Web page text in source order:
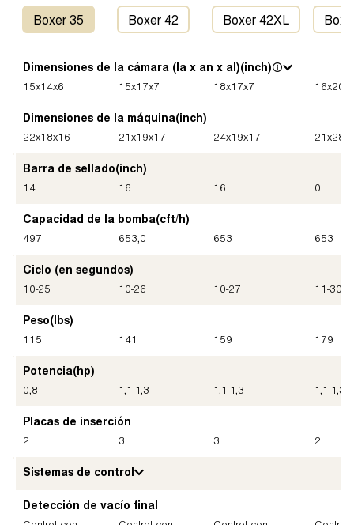
Boxer 35 Boxer 42 Boxer 42XL
Dimensiones de la cámara (la x an x al)(inch)
15x14x6 15x17x7 18x17x7 16x20
Dimensiones de la máquina(inch)
22x18x16 21x19x17 24x19x17 21x28
Barra de sellado(inch)
14 16 16 0
Capacidad de la bomba(cft/h)
497 653,0 653 653
Ciclo (en segundos)
10-25 10-26 10-27 11-30
Peso(lbs)
115 141 159 179
Potencia(hp)
0,8 1,1-1,3 1,1-1,3 1,1-1,3
Placas de inserción
2 3 3 2
Sistemas de control
Detección de vacío final